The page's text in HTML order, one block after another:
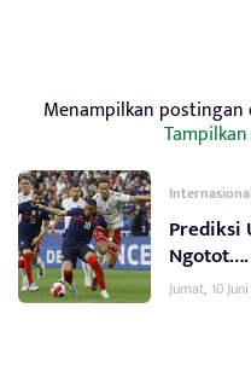
Menampilkan
Prediksi
Ngotot….
Jumat, 10